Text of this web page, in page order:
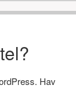
Hav